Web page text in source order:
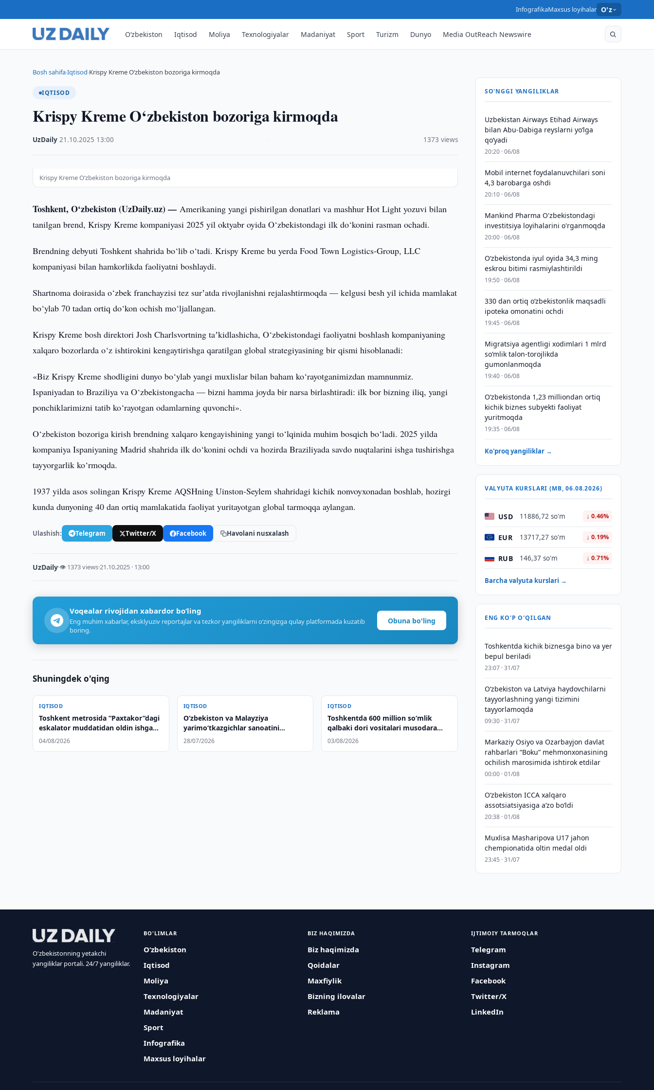
InfografikaMaxsus loyihalar O'z
O‘zbekiston Iqtisod Moliya Texnologiyalar Madaniyat Sport Turizm Dunyo Media OutReach Newswire
Bosh sahifa›Iqtisod›Krispy Kreme O‘zbekiston bozoriga kirmoqda
IQTISOD
Krispy Kreme O‘zbekiston bozoriga kirmoqda
UzDaily ·21.10.2025 13:00 1373 views
Krispy Kreme O‘zbekiston bozoriga kirmoqda
Toshkent, O‘zbekiston (UzDaily.uz) —Amerikaning yangi pishirilgan donatlari va mashhur Hot Light yozuvi bilan
tanilgan brend, Krispy Kreme kompaniyasi 2025 yil oktyabr oyida O‘zbekistondagi ilk do‘konini rasman ochadi.
Brendning debyuti Toshkent shahrida bo‘lib o‘tadi. Krispy Kreme bu yerda Food Town Logistics-Group, LLC
kompaniyasi bilan hamkorlikda faoliyatni boshlaydi.
Shartnoma doirasida o‘zbek franchayzisi tez surʼatda rivojlanishni rejalashtirmoqda — kelgusi besh yil ichida mamlakat
bo‘ylab 70 tadan ortiq do‘kon ochish mo‘ljallangan.
Krispy Kreme bosh direktori Josh Charlsvortning taʼkidlashicha, O‘zbekistondagi faoliyatni boshlash kompaniyaning
xalqaro bozorlarda o‘z ishtirokini kengaytirishga qaratilgan global strategiyasining bir qismi hisoblanadi:
«Biz Krispy Kreme shodligini dunyo bo‘ylab yangi muxlislar bilan baham ko‘rayotganimizdan mamnunmiz.
Ispaniyadan to Braziliya va O‘zbekistongacha — bizni hamma joyda bir narsa birlashtiradi: ilk bor bizning iliq, yangi
ponchiklarimizni tatib ko‘rayotgan odamlarning quvonchi».
O‘zbekiston bozoriga kirish brendning xalqaro kengayishining yangi to‘lqinida muhim bosqich bo‘ladi. 2025 yilda
kompaniya Ispaniyaning Madrid shahrida ilk do‘konini ochdi va hozirda Braziliyada savdo nuqtalarini ishga tushirishga
tayyorgarlik ko‘rmoqda.
1937 yilda asos solingan Krispy Kreme AQSHning Uinston-Seylem shahridagi kichik nonvoyxonadan boshlab, hozirgi
kunda dunyoning 40 dan ortiq mamlakatida faoliyat yuritayotgan global tarmoqqa aylangan.
Ulashish: Telegram Twitter/X Facebook Havolani nusxalash
UzDaily·👁 1373 views·21.10.2025 · 13:00
Voqealar rivojidan xabardor bo‘ling
Eng muhim xabarlar, eksklyuziv reportajlar va tezkor yangiliklarni o‘zingizga qulay platformada kuzatib
boring.
Obuna bo'ling
Shuningdek o'qing
IQTISOD
Toshkent metrosida “Paxtakor”dagi
eskalator muddatidan oldin ishga
tushiriladi
04/08/2026
IQTISOD
Oʻzbekiston va Malayziya
yarimoʻtkazgichlar sanoatini
rivojlantirish masalalarini
28/07/2026
IQTISOD
Toshkentda 600 million so‘mlik
qalbaki dori vositalari musodara
qilindi
03/08/2026
SO'NGGI YANGILIKLAR
Uzbekistan Airways Etihad Airways
bilan Abu-Dabiga reyslarni yo‘lga
qo‘yadi
20:20 · 06/08
Mobil internet foydalanuvchilari soni
4,3 barobarga oshdi
20:10 · 06/08
Mankind Pharma O'zbekistondagi
investitsiya loyihalarini o'rganmoqda
20:00 · 06/08
O‘zbekistonda iyul oyida 34,3 ming
eskrou bitimi rasmiylashtirildi
19:50 · 06/08
330 dan ortiq o‘zbekistonlik maqsadli
ipoteka omonatini ochdi
19:45 · 06/08
Migratsiya agentligi xodimlari 1 mlrd
so‘mlik talon-torojlikda
gumonlanmoqda
19:40 · 06/08
O‘zbekistonda 1,23 milliondan ortiq
kichik biznes subyekti faoliyat
yuritmoqda
19:35 · 06/08
Ko'proq yangiliklar →
VALYUTA KURSLARI (MB, 06.08.2026)
USD 11886,72 so'm ↓ 0.46%
EUR 13717,27 so'm ↓ 0.19%
RUB 146,37 so'm ↓ 0.71%
Barcha valyuta kurslari →
ENG KO'P O'QILGAN
Toshkentda kichik biznesga bino va yer
bepul beriladi
23:07 · 31/07
Oʻzbekiston va Latviya haydovchilarni
tayyorlashning yangi tizimini
tayyorlamoqda
09:30 · 31/07
Markaziy Osiyo va Ozarbayjon davlat
rahbarlari “Boku” mehmonxonasining
ochilish marosimida ishtirok etdilar
00:00 · 01/08
O‘zbekiston ICCA xalqaro
assotsiatsiyasiga aʼzo bo‘ldi
20:38 · 01/08
Muxlisa Masharipova U17 jahon
chempionatida oltin medal oldi
23:45 · 31/07
O'zbekistonning yetakchi
yangiliklar portali. 24/7 yangiliklar.
BO'LIMLAR
O‘zbekiston
Iqtisod
Moliya
Texnologiyalar
Madaniyat
Sport
Infografika
Maxsus loyihalar
BIZ HAQIMIZDA
Biz haqimizda
Qoidalar
Maxfiylik
Bizning ilovalar
Reklama
IJTIMOIY TARMOQLAR
Telegram
Instagram
Facebook
Twitter/X
LinkedIn